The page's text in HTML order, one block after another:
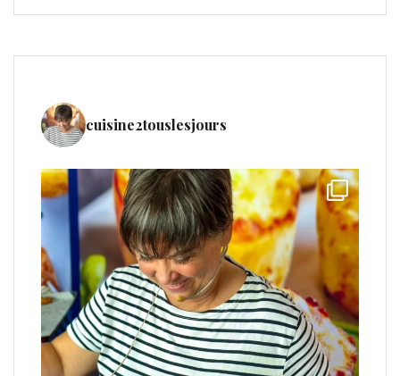
cuisine2touslesjours